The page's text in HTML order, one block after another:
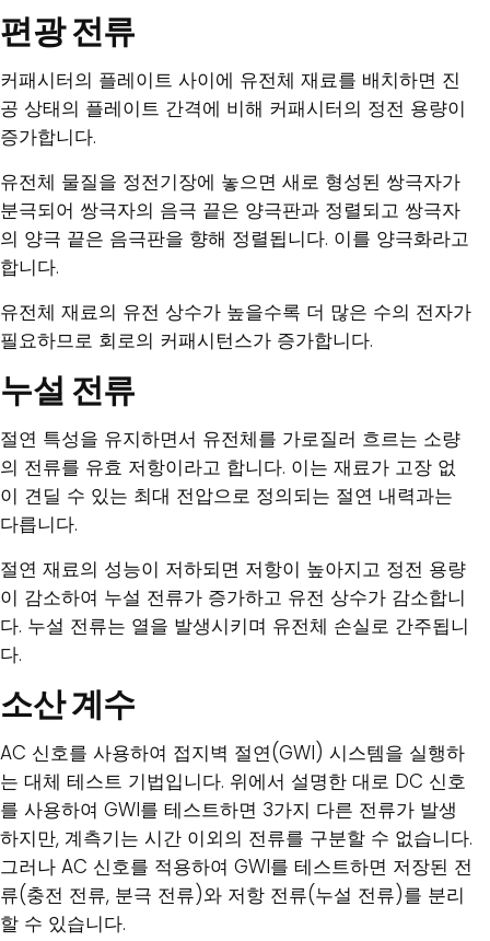
편광 전류
커패시터의 플레이트 사이에 유전체 재료를 배치하면 진
공 상태의 플레이트 간격에 비해 커패시터의 정전 용량이
증가합니다.
유전체 물질을 정전기장에 놓으면 새로 형성된 쌍극자가
분극되어 쌍극자의 음극 끝은 양극판과 정렬되고 쌍극자
의 양극 끝은 음극판을 향해 정렬됩니다. 이를 양극화라고
합니다.
유전체 재료의 유전 상수가 높을수록 더 많은 수의 전자가
필요하므로 회로의 커패시턴스가 증가합니다.
누설 전류
절연 특성을 유지하면서 유전체를 가로질러 흐르는 소량
의 전류를 유효 저항이라고 합니다. 이는 재료가 고장 없
이 견딜 수 있는 최대 전압으로 정의되는 절연 내력과는
다릅니다.
절연 재료의 성능이 저하되면 저항이 높아지고 정전 용량
이 감소하여 누설 전류가 증가하고 유전 상수가 감소합니
다. 누설 전류는 열을 발생시키며 유전체 손실로 간주됩니
다.
소산 계수
AC 신호를 사용하여 접지벽 절연(GWI) 시스템을 실행하
는 대체 테스트 기법입니다. 위에서 설명한 대로 DC 신호
를 사용하여 GWI를 테스트하면 3가지 다른 전류가 발생
하지만, 계측기는 시간 이외의 전류를 구분할 수 없습니다.
그러나 AC 신호를 적용하여 GWI를 테스트하면 저장된 전
류(충전 전류, 분극 전류)와 저항 전류(누설 전류)를 분리
할 수 있습니다.